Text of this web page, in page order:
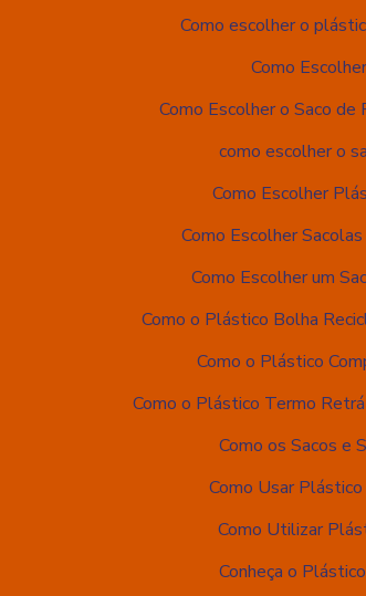
Como escolher o
Como
Como Escolher o Saco
como escolher o
Como Escolher
Como Escolher
Como Escolher um
Como o Plástico Bolha
Como o Plástico
Como o Plástico Termo
Como os Sacos e
Como Usar
Como Utilizar
Conheça o